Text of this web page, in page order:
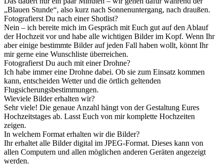
„Blauen Stunde“, also kurz nach Sonnenuntergang, nach draußen.
Fotografierst Du nach einer Shotlist?
Nein – ich bereite mich im Gespräch mit Euch gut auf den Ablauf
der Hochzeit vor und habe alle wichtigen Bilder im Kopf. Wenn Ihr
aber einige bestimmte Bilder auf jeden Fall haben wollt, könnt Ihr
mir gerne eine Wunschliste überreichen.
Fotografierst Du auch mit einer Drohne?
Ich habe immer eine Drohne dabei. Ob sie zum Einsatz kommen
kann, entscheiden Wetter und die örtlich geltenden
Flugsicherungsbestimmungen.
Wieviele Bilder erhalten wir?
Sehr viele! Die genaue Anzahl hängt von der Gestaltung Eures
Hochzeitstages ab. Lasst Euch von mir komplette Hochzeiten
zeigen.
In welchem Format erhalten wir die Bilder?
Ihr erhaltet alle Bilder digital im JPEG-Format. Dieses kann von
allen Computern und allen möglichen anderen Geräten angezeigt
werden.